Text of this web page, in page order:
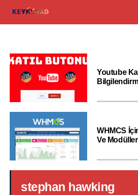
Youtube
WHMCS
Ve Modüller
stephan hawking